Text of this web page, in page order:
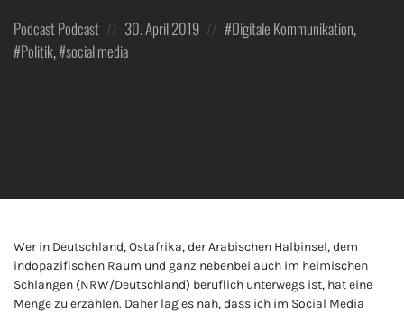
Ising
Posted
in:
PodcastPodcast
Posted
on
30. April 2019
Posted
Digitale Kommunikation,
Politik, social media
Wer in Deutschland, Ostafrika, der Arabischen Halbinsel, dem
indopazifischen Raum und ganz nebenbei auch im heimischen
Schlangen (NRW/Deutschland) beruflich unterwegs ist, hat eine
Menge zu erzählen. Daher lag es nah, dass ich im Social Media